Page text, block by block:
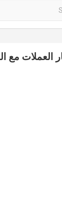
العملات مع